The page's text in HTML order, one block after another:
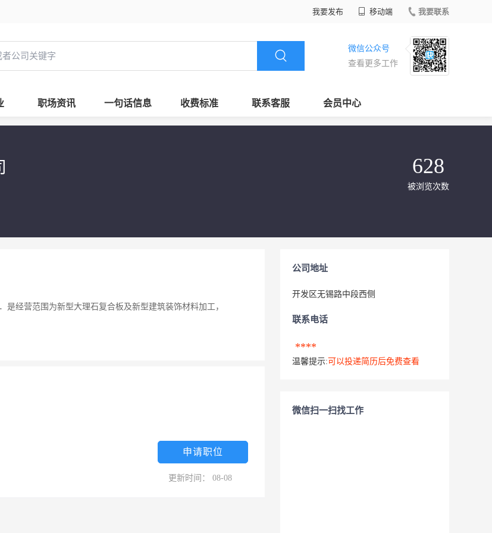
我要发布 移动端 我要联系
微信公众号
查看更多工作
职场资讯 一句话信息 收费标准 联系客服 会员中心
628
被浏览次数
经营范围为新型大理石复合板及新型建筑装饰材料加工，
申请职位
更新时间： 08-08
公司地址
开发区无锡路中段西侧
联系电话
****
温馨提示: 可以投递简历后免费查看
微信扫一扫找工作